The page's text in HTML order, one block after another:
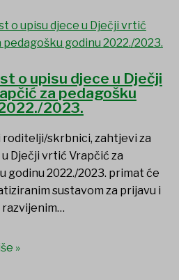
o upisu djece u Dječji
za pedagošku
2023.
roditelji/skrbnici, zahtjevi za
Dječji vrtić Vrapčić za
godinu 2022./2023. primat će
sustavom za prijavu i
razvijenim…
»